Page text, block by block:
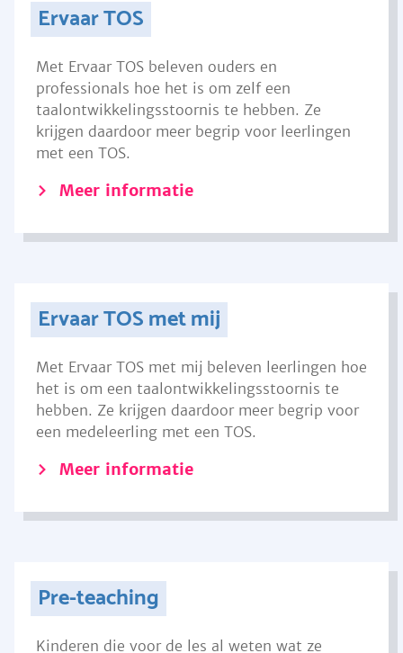
Ervaar TOS
Met Ervaar TOS beleven ouders en
professionals hoe het is om zelf een
taalontwikkelingsstoornis te hebben. Ze
krijgen daardoor meer begrip voor leerlingen
met een TOS.
Meer informatie
Ervaar TOS met mij
Met Ervaar TOS met mij beleven leerlingen hoe
het is om een taalontwikkelingsstoornis te
hebben. Ze krijgen daardoor meer begrip voor
een medeleerling met een TOS.
Meer informatie
Pre-teaching
Kinderen die voor de les al weten wat ze